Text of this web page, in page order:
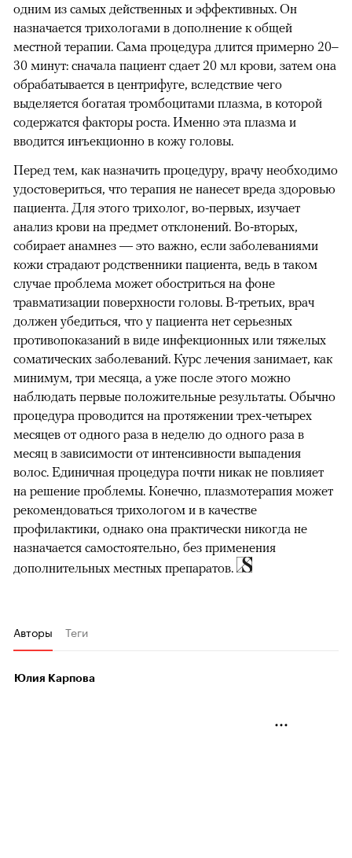
одним из самых действенных и эффективных. Он
назначается трихологами в дополнение к общей
местной терапии. Сама процедура длится примерно 20–
30 минут: сначала пациент сдает 20 мл крови, затем она
обрабатывается в центрифуге, вследствие чего
выделяется богатая тромбоцитами плазма, в которой
содержатся факторы роста. Именно эта плазма и
вводится инъекционно в кожу головы.
Перед тем, как назначить процедуру, врачу необходимо
удостовериться, что терапия не нанесет вреда здоровью
пациента. Для этого трихолог, во-первых, изучает
анализ крови на предмет отклонений. Во-вторых,
собирает анамнез — это важно, если заболеваниями
кожи страдают родственники пациента, ведь в таком
случае проблема может обостриться на фоне
травматизации поверхности головы. В-третьих, врач
должен убедиться, что у пациента нет серьезных
противопоказаний в виде инфекционных или тяжелых
соматических заболеваний. Курс лечения занимает, как
минимум, три месяца, а уже после этого можно
наблюдать первые положительные результаты. Обычно
процедура проводится на протяжении трех-четырех
месяцев от одного раза в неделю до одного раза в
месяц в зависимости от интенсивности выпадения
волос. Единичная процедура почти никак не повлияет
на решение проблемы. Конечно, плазмотерапия может
рекомендоваться трихологом и в качестве
профилактики, однако она практически никогда не
назначается самостоятельно, без применения
дополнительных местных препаратов.
Авторы Теги
Юлия Карпова